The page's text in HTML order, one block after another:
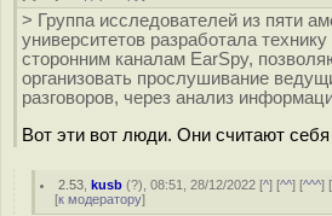
> Группа исследователей из пяти
университетов разработала технику
сторонним каналам EarSpy,
организовать прослушивание
разговоров, через анализ
Вот эти вот люди. Они считают
2.53 ,kusb (?), 08:51, 28/12/2022 [^] [^^] [^^^] [
[к модератору]